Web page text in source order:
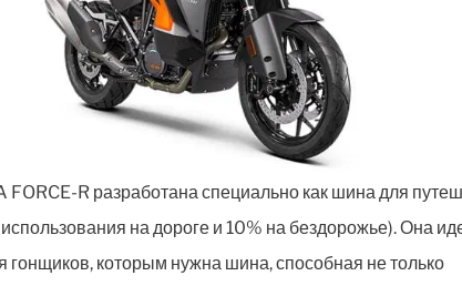
FORCE-R разработана специально как шина для
на дороге и 10% на бездорожье). Она
гонщиков, которым нужна шина, способная не только